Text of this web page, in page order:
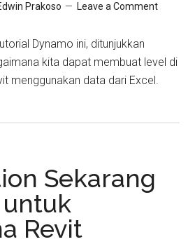
Prakoso Leave a Comment
Dynamo ini, ditunjukkan
kita dapat membuat level di
menggunakan data dari Excel.
Sekarang
Revit